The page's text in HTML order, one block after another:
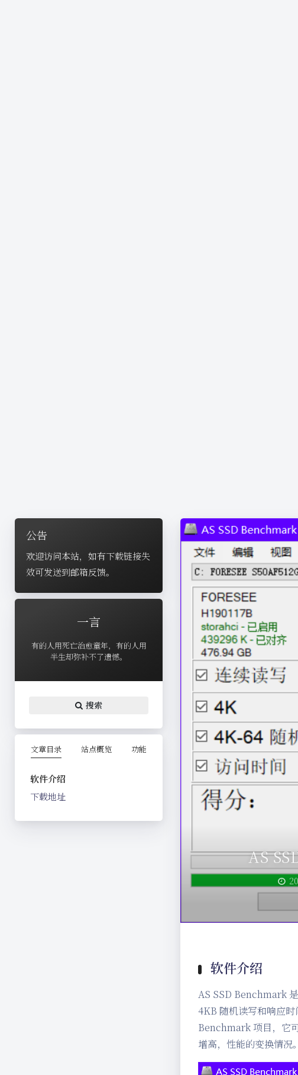
公告
欢迎访问本站，如有下载链接失
效可发送到邮箱反馈。
一言
有的人用死亡治愈童年，有的人用
半生却弥补不了遗憾。
搜索
文章目录 站点概览 功能
软件介绍
下载地址
AS
软件介绍
AS SSD Benchmark
4KB 随机读写和响应
Benchmark 项目，它
增高，性能的变换情况。